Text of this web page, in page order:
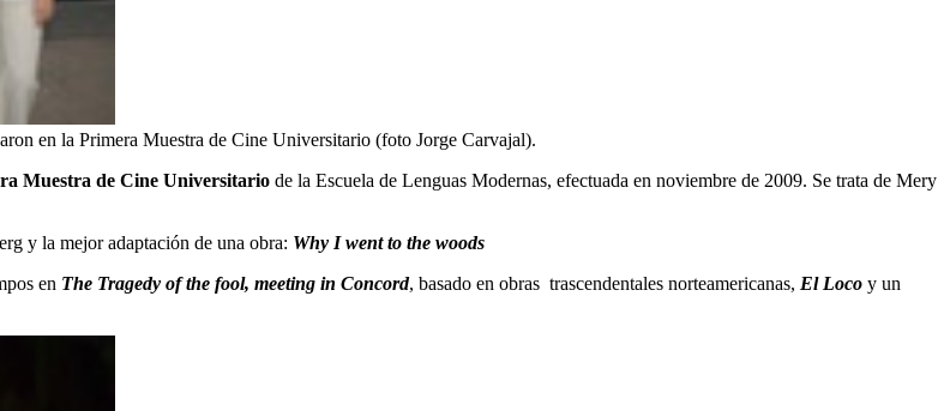
en la Primera Muestra de Cine Universitario (foto Jorge Carvajal).
Muestra de Cine Universitario de la Escuela de Lenguas Modernas, efectuada en noviembre de 2009. Se trata de Mery
y la mejor adaptación de una obra: Why I went to the woods
en The Tragedy of the fool, meeting in Concord, basado en obras trascendentales norteamericanas, El Loco y un